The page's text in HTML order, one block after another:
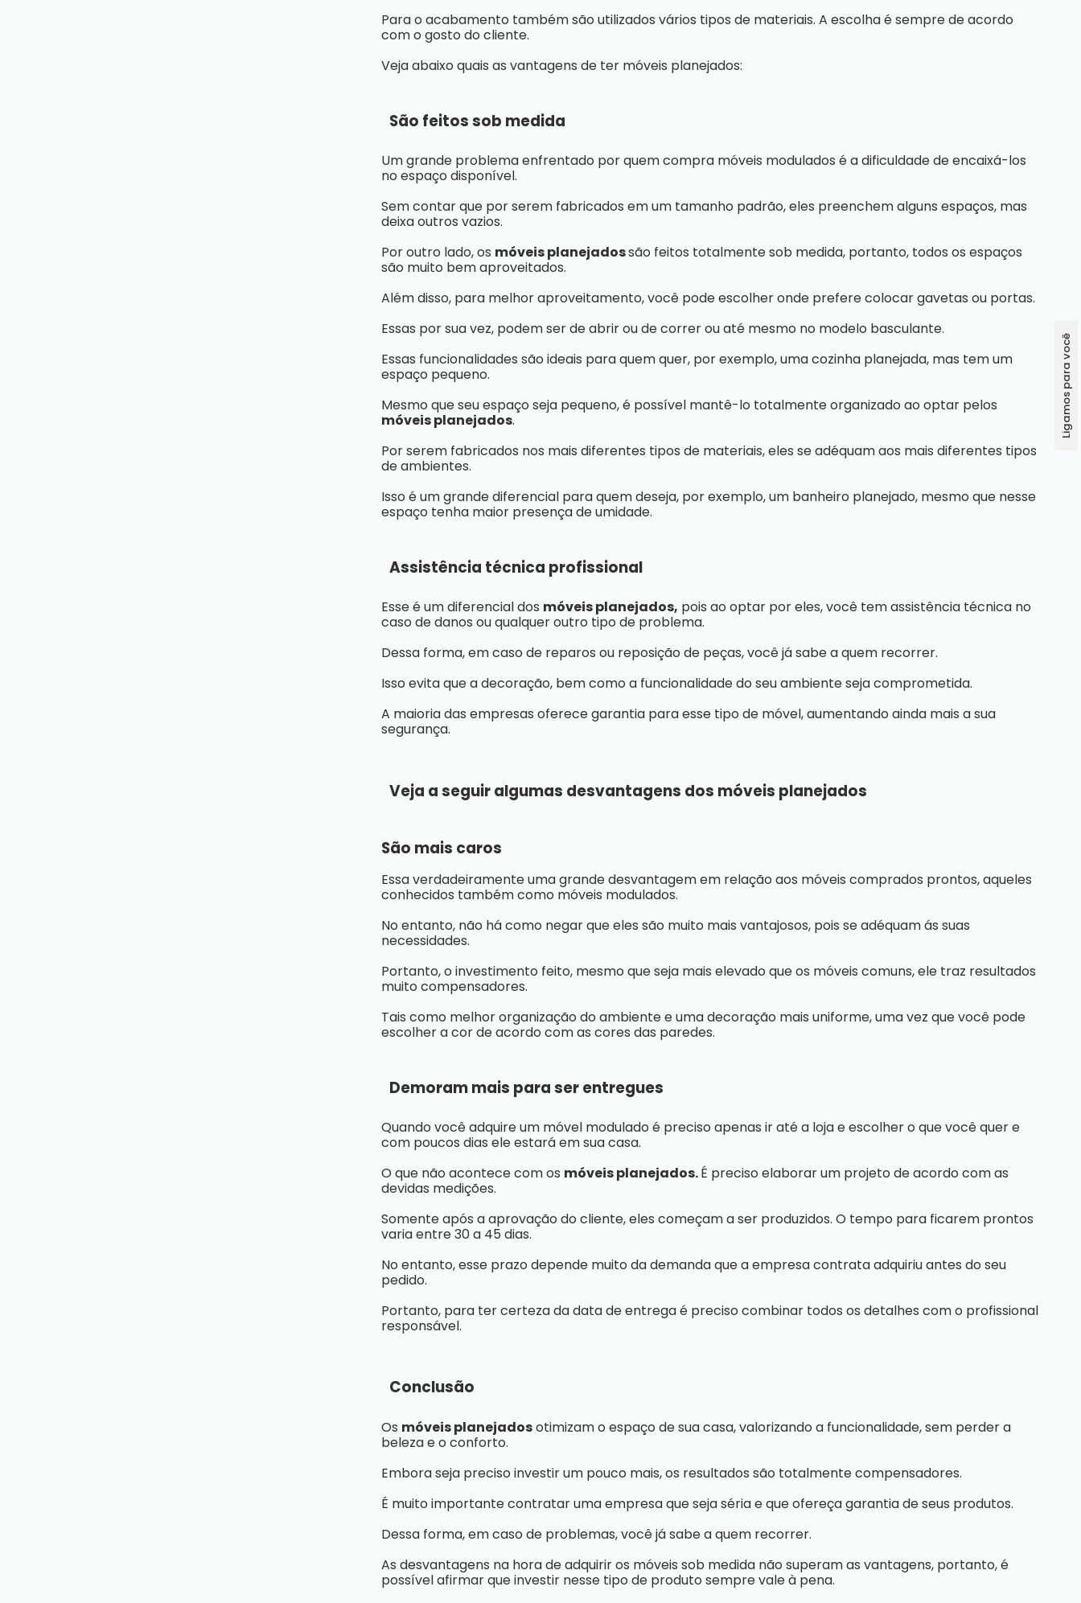
Para o acabamento também são utilizados vários tipos de materiais. A escolha é sempre de acordo
com o gosto do cliente.
Veja abaixo quais as vantagens de ter móveis planejados:
São feitos sob medida
Um grande problema enfrentado por quem compra móveis modulados é a dificuldade de encaixá-los
no espaço disponível.
Sem contar que por serem fabricados em um tamanho padrão, eles preenchem alguns espaços, mas
deixa outros vazios.
Por outro lado, os móveis planejadossão feitos totalmente sob medida, portanto, todos os espaços
são muito bem aproveitados.
Além disso, para melhor aproveitamento, você pode escolher onde prefere colocar gavetas ou portas.
Essas por sua vez, podem ser de abrir ou de correr ou até mesmo no modelo basculante.
Essas funcionalidades são ideais para quem quer, por exemplo, uma cozinha planejada, mas tem um
espaço pequeno.
Mesmo que seu espaço seja pequeno, é possível mantê-lo totalmente organizado ao optar pelos
móveis planejados.
Por serem fabricados nos mais diferentes tipos de materiais, eles se adéquam aos mais diferentes tipos
de ambientes.
Isso é um grande diferencial para quem deseja, por exemplo, um banheiro planejado, mesmo que nesse
espaço tenha maior presença de umidade.
Assistência técnica profissional
Esse é um diferencial dos móveis planejados, pois ao optar por eles, você tem assistência técnica no
caso de danos ou qualquer outro tipo de problema.
Dessa forma, em caso de reparos ou reposição de peças, você já sabe a quem recorrer.
Isso evita que a decoração, bem como a funcionalidade do seu ambiente seja comprometida.
A maioria das empresas oferece garantia para esse tipo de móvel, aumentando ainda mais a sua
segurança.
Veja a seguir algumas desvantagens dos móveis planejados
São mais caros
Essa verdadeiramente uma grande desvantagem em relação aos móveis comprados prontos, aqueles
conhecidos também como móveis modulados.
No entanto, não há como negar que eles são muito mais vantajosos, pois se adéquam ás suas
necessidades.
Portanto, o investimento feito, mesmo que seja mais elevado que os móveis comuns, ele traz resultados
muito compensadores.
Tais como melhor organização do ambiente e uma decoração mais uniforme, uma vez que você pode
escolher a cor de acordo com as cores das paredes.
Demoram mais para ser entregues
Quando você adquire um móvel modulado é preciso apenas ir até a loja e escolher o que você quer e
com poucos dias ele estará em sua casa.
O que não acontece com os móveis planejados.É preciso elaborar um projeto de acordo com as
devidas medições.
Somente após a aprovação do cliente, eles começam a ser produzidos. O tempo para ficarem prontos
varia entre 30 a 45 dias.
No entanto, esse prazo depende muito da demanda que a empresa contrata adquiriu antes do seu
pedido.
Portanto, para ter certeza da data de entrega é preciso combinar todos os detalhes com o profissional
responsável.
Conclusão
Os móveis planejadosotimizam o espaço de sua casa, valorizando a funcionalidade, sem perder a
beleza e o conforto.
Embora seja preciso investir um pouco mais, os resultados são totalmente compensadores.
É muito importante contratar uma empresa que seja séria e que ofereça garantia de seus produtos.
Dessa forma, em caso de problemas, você já sabe a quem recorrer.
As desvantagens na hora de adquirir os móveis sob medida não superam as vantagens, portanto, é
possível afirmar que investir nesse tipo de produto sempre vale à pena.